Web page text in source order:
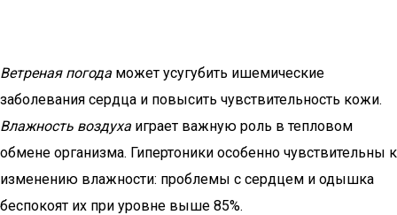
Ветреная погода может усугубить ишемические
заболевания сердца и повысить чувствительность кожи.
Влажность воздуха играет важную роль в тепловом
обмене организма. Гипертоники особенно чувствительны к
изменению влажности: проблемы с сердцем и одышка
беспокоят их при уровне выше 85%.